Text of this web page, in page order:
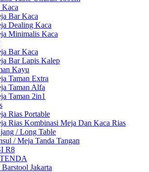
Bar Kaca
Dealing Kaca
Minimalis Kaca
Bar Kaca
Bar Lapis Kalep
Kayu
Taman Extra
Taman Alfa
Taman 2in1
Rias Portable
Rias Kombinasi Meja Dan Kaca Rias
/ Long Table
/ Meja Tanda Tangan
R8
Jakarta